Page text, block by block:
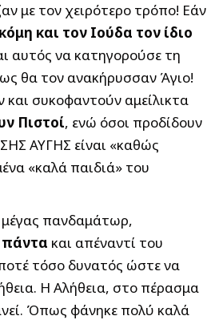
με τον χειρότερο τρόπο! Εάν
και τον Ιούδα τον ίδιο
αυτός να κατηγορούσε τη
θα τον ανακήρυσσαν Άγιο!
και συκοφαντούν αμείλικτα
Πιστοί, ενώ όσοι προδίδουν
ΑΥΓΗΣ είναι «καθώς
«καλά παιδιά» του
πανδαμάτωρ,
και απέναντί του
τόσο δυνατός ώστε να
Η Αλήθεια, στο πέρασμα
Όπως φάνηκε πολύ καλά